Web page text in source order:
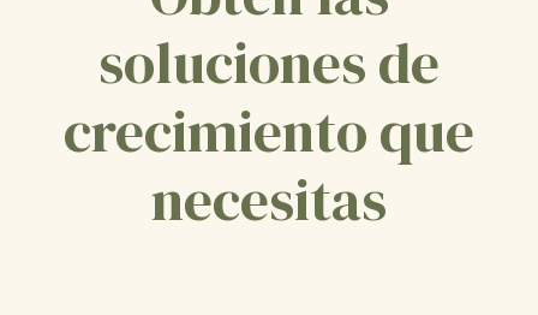
soluciones de
crecimiento que
necesitas